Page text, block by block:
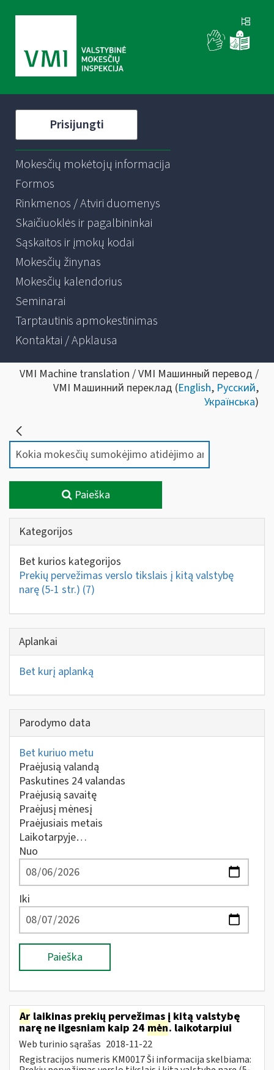
Prisijungti
Mokesčių mokėtojų informacija
Formos
Rinkmenos / Atviri duomenys
Skaičiuoklės ir pagalbininkai
Sąskaitos ir įmokų kodai
Mokesčių žinynas
Mokesčių kalendorius
Seminarai
Tarptautinis apmokestinimas
Kontaktai / Apklausa
VMI Machine translation / VMI Машинный перевод /
VMI Машинний переклад (English, Русский,
Українська)
Paieška
Kategorijos
Bet kurios kategorijos
Prekių pervežimas verslo tikslais į kitą valstybę
narę (5-1 str.) (7)
Aplankai
Bet kurį aplanką
Parodymo data
Bet kuriuo metu
Praėjusią valandą
Paskutines 24 valandas
Praėjusią savaitę
Praėjusį mėnesį
Praėjusiais metais
Laikotarpyje…
Nuo
Iki
Paieška
Ar laikinas prekių pervežimas į kitą valstybę
narę ne ilgesniam kaip 24 mėn. laikotarpiui
Web turinio sąrašas 2018-11-22
Registracijos numeris KM0017 Ši informacija skelbiama: